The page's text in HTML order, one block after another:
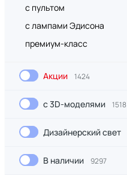
с пультом
с лампами Эдисона
премиум-класс
Акции 1424
с 3D-моделями 1518
Дизайнерский свет
В наличии 9297